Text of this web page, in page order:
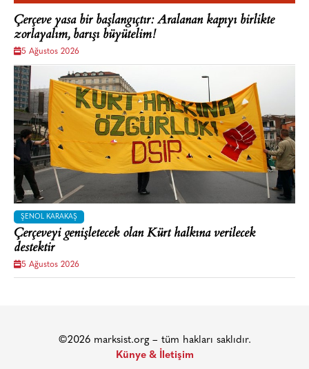
Çerçeve yasa bir başlangıçtır: Aralanan kapıyı birlikte
zorlayalım, barışı büyütelim!
5 Ağustos 2026
ŞENOL KARAKAŞ
Çerçeveyi genişletecek olan Kürt halkına verilecek
destektir
5 Ağustos 2026
©2026 marksist.org – tüm hakları saklıdır.
Künye & İletişim